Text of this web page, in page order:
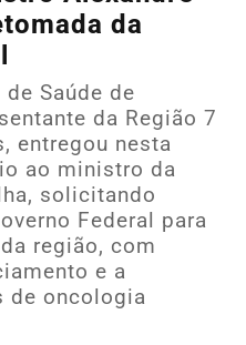
da
Saúde de
da Região 7
entregou nesta
ao ministro da
solicitando
Federal para
região, com
e a
de oncologia